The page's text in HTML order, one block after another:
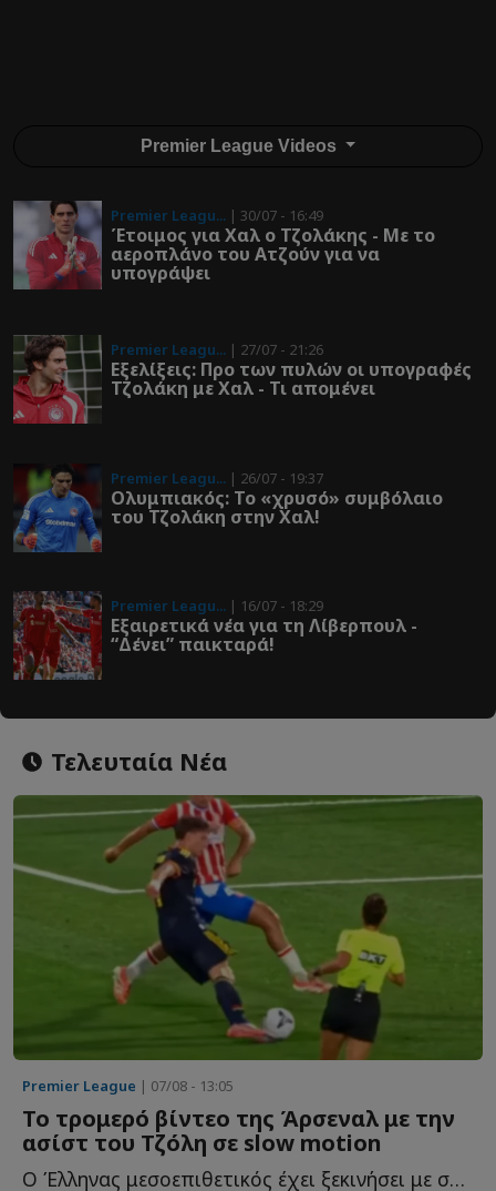
Premier League Videos
Premier Leagu... | 30/07 - 16:49
Έτοιμος για Χαλ ο Τζολάκης - Με το
αεροπλάνο του Ατζούν για να
υπογράψει
Premier Leagu... | 27/07 - 21:26
Εξελίξεις: Προ των πυλών οι υπογραφές
Τζολάκη με Χαλ - Τι απομένει
Premier Leagu... | 26/07 - 19:37
Ολυμπιακός: To «χρυσό» συμβόλαιο
του Τζολάκη στην Χαλ!
Premier Leagu... | 16/07 - 18:29
Εξαιρετικά νέα για τη Λίβερπουλ -
“Δένει” παικταρά!
Τελευταία Νέα
Premier League | 07/08 - 13:05
Το τρομερό βίντεο της Άρσεναλ με την
ασίστ του Τζόλη σε slow motion
Ο Έλληνας μεσοεπιθετικός έχει ξεκινήσει με σπασμένα τ...